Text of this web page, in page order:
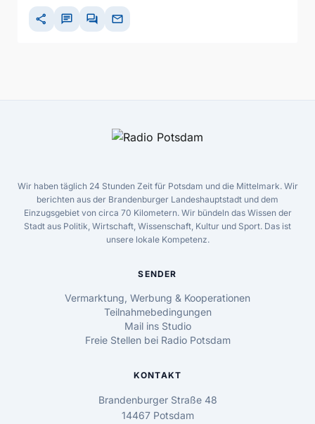
share chat forum mail
Wir haben täglich 24 Stunden Zeit für Potsdam und die Mittelmark. Wir
berichten aus der Brandenburger Landeshauptstadt und dem
Einzugsgebiet von circa 70 Kilometern. Wir bündeln das Wissen der
Stadt aus Politik, Wirtschaft, Wissenschaft, Kultur und Sport. Das ist
unsere lokale Kompetenz.
SENDER
Vermarktung, Werbung & Kooperationen
Teilnahmebedingungen
Mail ins Studio
Freie Stellen bei Radio Potsdam
KONTAKT
Brandenburger Straße 48
14467 Potsdam